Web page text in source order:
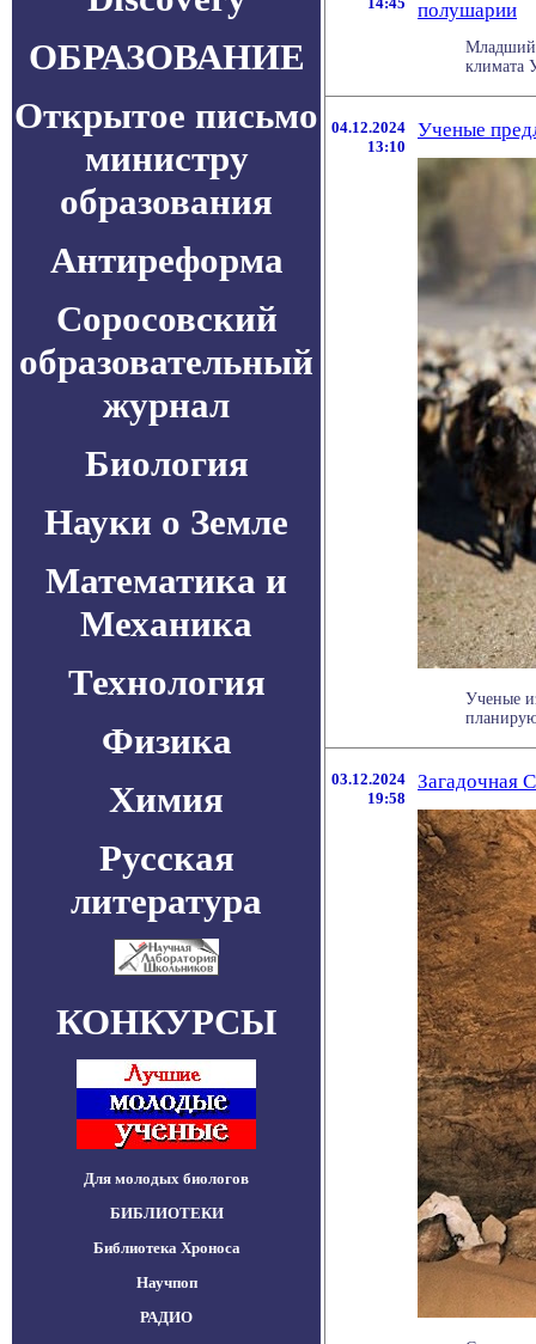
ОБРАЗОВАНИЕ
Открытое письмо
министру
образования
Антиреформа
Соросовский
образовательный
журнал
Биология
Науки о Земле
Математика и
Механика
Технология
Физика
Химия
Русская
литература
КОНКУРСЫ
Для молодых биологов
БИБЛИОТЕКИ
Библиотека Хроноса
Научпоп
РАДИО
полушарии
Младший
климата
04.12.2024
13:10
Ученые
Ученые
03.12.2024
19:58
Загадочная